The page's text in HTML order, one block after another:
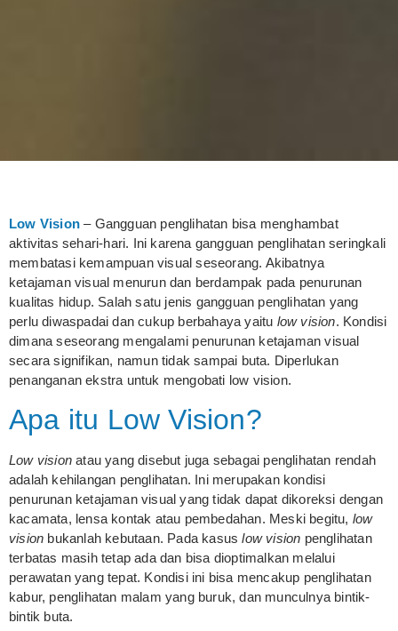
Low Vision – Gangguan penglihatan bisa menghambat
aktivitas sehari-hari. Ini karena gangguan penglihatan seringkali
membatasi kemampuan visual seseorang. Akibatnya
ketajaman visual menurun dan berdampak pada penurunan
kualitas hidup. Salah satu jenis gangguan penglihatan yang
perlu diwaspadai dan cukup berbahaya yaitu low vision. Kondisi
dimana seseorang mengalami penurunan ketajaman visual
secara signifikan, namun tidak sampai buta. Diperlukan
penanganan ekstra untuk mengobati low vision.
Apa itu Low Vision?
Low vision atau yang disebut juga sebagai penglihatan rendah
adalah kehilangan penglihatan. Ini merupakan kondisi
penurunan ketajaman visual yang tidak dapat dikoreksi dengan
kacamata, lensa kontak atau pembedahan. Meski begitu, low
vision bukanlah kebutaan. Pada kasuslow vision penglihatan
terbatas masih tetap ada dan bisa dioptimalkan melalui
perawatan yang tepat. Kondisi ini bisa mencakup penglihatan
kabur, penglihatan malam yang buruk, dan munculnya bintik-
bintik buta.